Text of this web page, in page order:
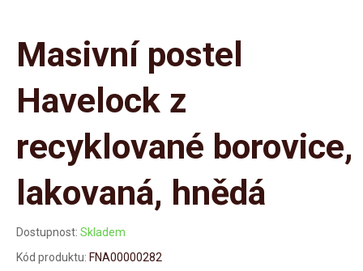
Masivní postel
Havelock z
recyklované borovice,
lakovaná, hnědá
Dostupnost: Skladem
Kód produktu: FNA00000282